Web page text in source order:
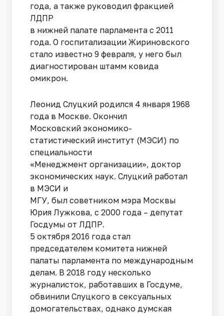
года, а также руководил фракцией
ЛДПР
в нижней палате парламента с 2011
года. О госпитализации Жириновского
стало известно 9 февраля, у него был
диагностирован штамм ковида
омикрон.
Леонид Слуцкий родился 4 января 1968
года в Москве. Окончил
Московский экономико-
статистический институт (МЭСИ) по
специальности
«Менеджмент организации», доктор
экономических наук. Слуцкий работал
в МЭСИ и
МГУ, был советником мэра Москвы
Юрия Лужкова, с 2000 года – депутат
Госдумы от ЛДПР.
5 октября 2016 года стал
председателем комитета нижней
палаты парламента по международным
делам. В 2018 году несколько
журналисток, работавших в Госдуме,
обвинили Слуцкого в сексуальных
домогательствах, однако думская